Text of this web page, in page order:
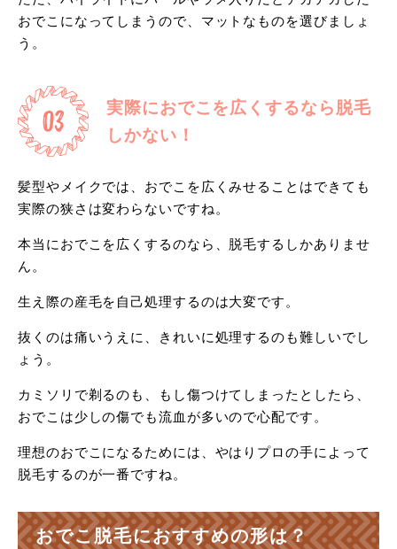
おでこになってしまうので、マットなものを選びましょ
う。
実際におでこを広くするなら脱毛
しかない！
髪型やメイクでは、おでこを広くみせることはできても
実際の狭さは変わらないですね。
本当におでこを広くするのなら、脱毛するしかありませ
ん。
生え際の産毛を自己処理するのは大変です。
抜くのは痛いうえに、きれいに処理するのも難しいでし
ょう。
カミソリで剃るのも、もし傷つけてしまったとしたら、
おでこは少しの傷でも流血が多いので心配です。
理想のおでこになるためには、やはりプロの手によって
脱毛するのが一番ですね。
おでこ脱毛におすすめの形は？